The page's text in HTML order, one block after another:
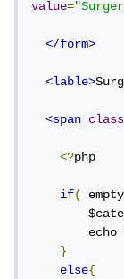
value=
</form>
<lable>
<span
<?php
if(
}
else{